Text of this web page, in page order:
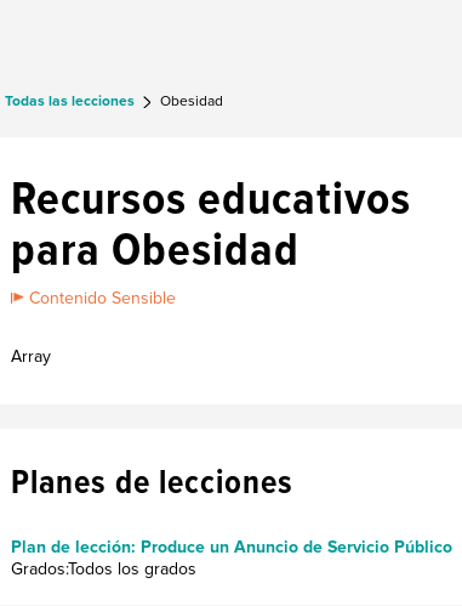
Todas las lecciones Obesidad
Recursos educativos
para Obesidad
Contenido Sensible
Array
Planes de lecciones
Plan de lección: Produce un Anuncio de Servicio Público
Grados:Todos los grados